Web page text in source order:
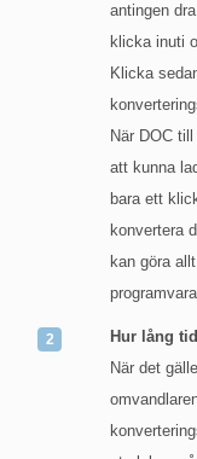
antingen
klicka inuti
Klicka
När DOC
att kunna
bara ett
konvertera
kan göra
Hur lång
När det